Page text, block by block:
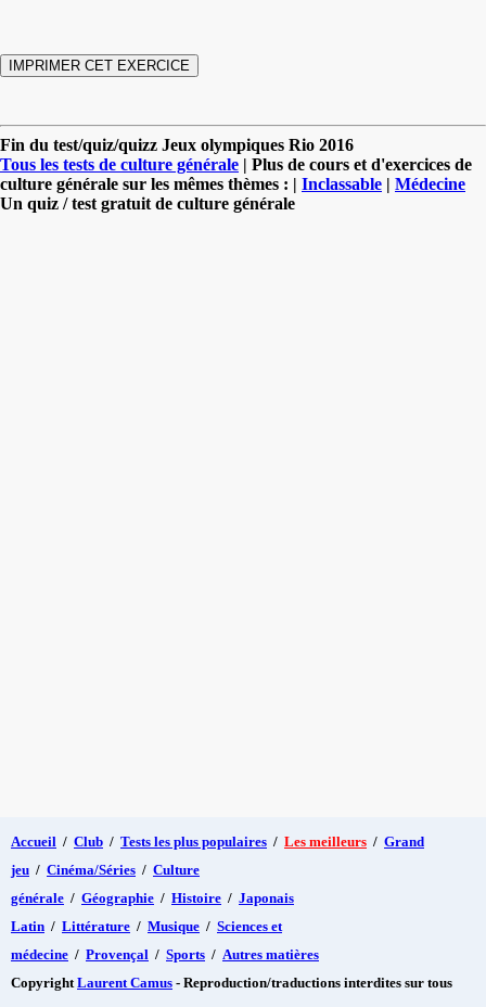
Fin du test/quiz/quizz Jeux olympiques Rio 2016
Tous les tests de culture générale | Plus de cours et d'exercices de
culture générale sur les mêmes thèmes : | Inclassable | Médecine
Un quiz / test gratuit de culture générale
Accueil / Club / Tests les plus populaires / Les meilleurs / Grand
jeu / Cinéma/Séries / Culture
générale / Géographie / Histoire / Japonais
Latin / Littérature / Musique / Sciences et
médecine / Provençal / Sports / Autres matières
Copyright Laurent Camus - Reproduction/traductions interdites sur tous